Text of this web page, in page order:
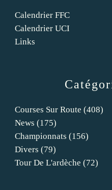
Courses Sur Route (408)
News (175)
Championnats (156)
Divers (79)
Tour De L'ardèche (72)
Calendrier FFC
Calendrier UCI
Links